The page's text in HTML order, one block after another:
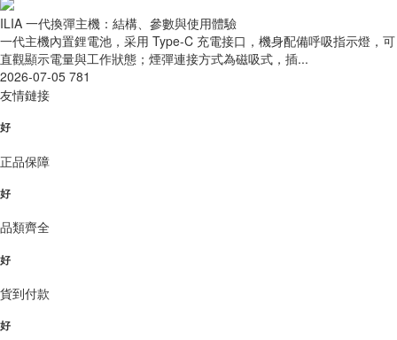
ILIA 一代換彈主機：結構、參數與使用體驗
一代主機內置鋰電池，采用 Type-C 充電接口，機身配備呼吸指示燈，可
直觀顯示電量與工作狀態；煙彈連接方式為磁吸式，插...
2026-07-05 781
友情鏈接
好
正品保障
好
品類齊全
好
貨到付款
好